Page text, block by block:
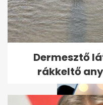
Kiderült,
Strabag
Dermesztő
rákkeltő